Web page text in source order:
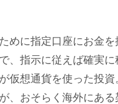
めに指定口座にお金を
、指示に従えば確実に
仮想通貨を使った投資
、おそらく海外にある